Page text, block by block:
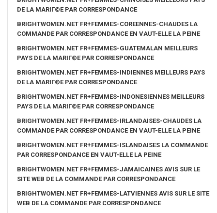
DE LA MARIГ©E PAR CORRESPONDANCE
BRIGHTWOMEN.NET FR+FEMMES-COREENNES-CHAUDES LA
COMMANDE PAR CORRESPONDANCE EN VAUT-ELLE LA PEINE
BRIGHTWOMEN.NET FR+FEMMES-GUATEMALAN MEILLEURS
PAYS DE LA MARIГ©E PAR CORRESPONDANCE
BRIGHTWOMEN.NET FR+FEMMES-INDIENNES MEILLEURS PAYS
DE LA MARIГ©E PAR CORRESPONDANCE
BRIGHTWOMEN.NET FR+FEMMES-INDONESIENNES MEILLEURS
PAYS DE LA MARIГ©E PAR CORRESPONDANCE
BRIGHTWOMEN.NET FR+FEMMES-IRLANDAISES-CHAUDES LA
COMMANDE PAR CORRESPONDANCE EN VAUT-ELLE LA PEINE
BRIGHTWOMEN.NET FR+FEMMES-ISLANDAISES LA COMMANDE
PAR CORRESPONDANCE EN VAUT-ELLE LA PEINE
BRIGHTWOMEN.NET FR+FEMMES-JAMAICAINES AVIS SUR LE
SITE WEB DE LA COMMANDE PAR CORRESPONDANCE
BRIGHTWOMEN.NET FR+FEMMES-LATVIENNES AVIS SUR LE SITE
WEB DE LA COMMANDE PAR CORRESPONDANCE